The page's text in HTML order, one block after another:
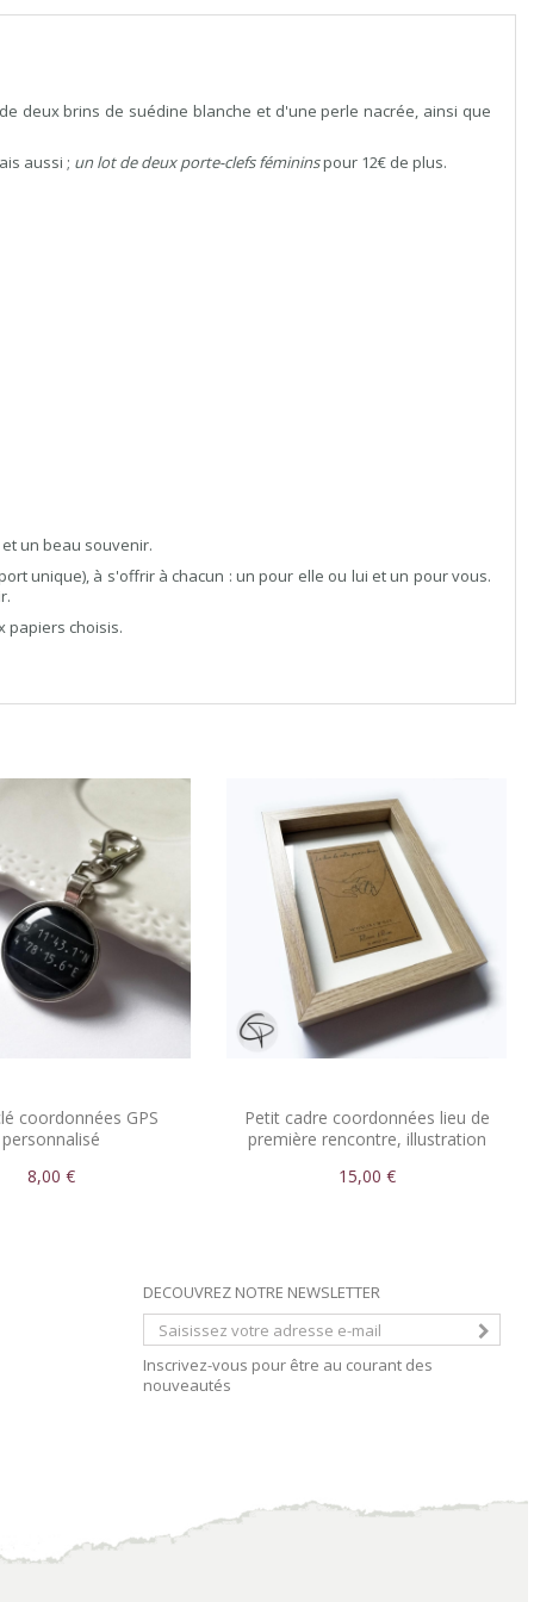
deux brins de suédine blanche et d'une perle nacrée, ainsi que
aussi ; un lot de deux porte-clefs fémininspour 12€ de plus.
un beau souvenir.
unique), à s'offrir à chacun : un pour elle ou lui et un pour vous.
papiers choisis.
coordonnées GPS
personnalisé
8,00 €
Petit cadre coordonnées lieu de
première rencontre, illustration
15,00 €
DECOUVREZ NOTRE NEWSLETTER
Inscrivez-vous pour être au courant des
nouveautés